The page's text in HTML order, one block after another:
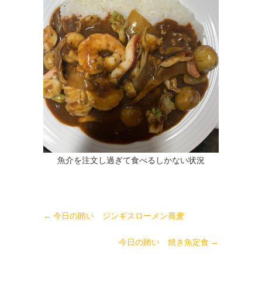
魚介を注文し過ぎて食べるしかない状況
← 今日の賄い ジンギスローメン蕎麦
今日の賄い 焼き魚定食 →